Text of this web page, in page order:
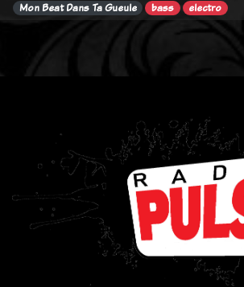
Mon Beat Dans Ta Gueule bass electro